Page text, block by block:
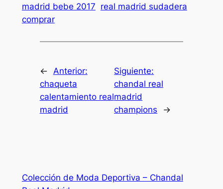
madrid bebe 2017 real madrid sudadera
comprar
←
Anterior:
chaqueta
calentamiento real
madrid
Siguiente:
chandal real
madrid
champions
→
Colección de Moda Deportiva – Chandal